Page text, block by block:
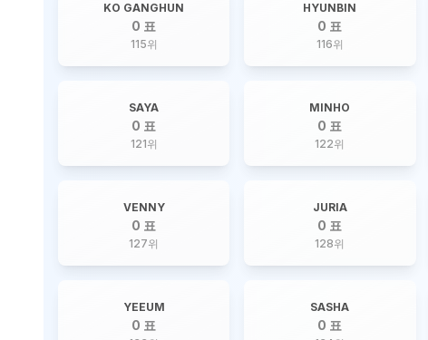
KO GANGHUN
0 표
115위
HYUNBIN
0 표
116위
SAYA
0 표
121위
MINHO
0 표
122위
VENNY
0 표
127위
JURIA
0 표
128위
YEEUM
0 표
SASHA
0 표